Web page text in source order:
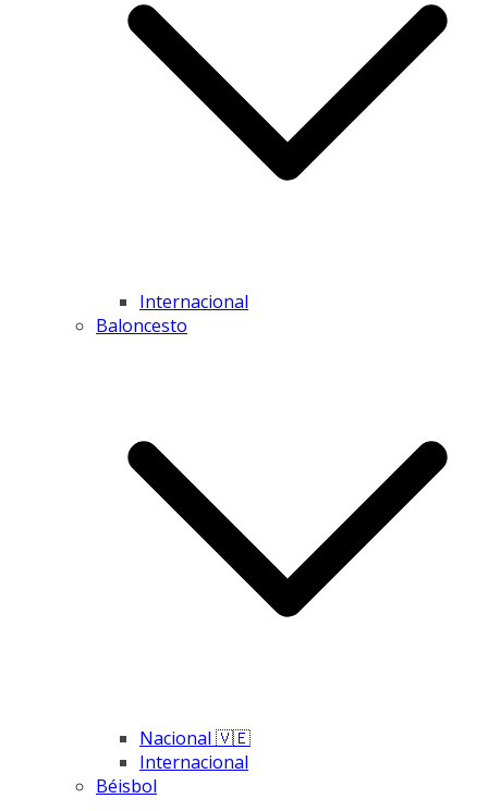
Internacional
Baloncesto
Nacional 🇻🇪
Internacional
Béisbol